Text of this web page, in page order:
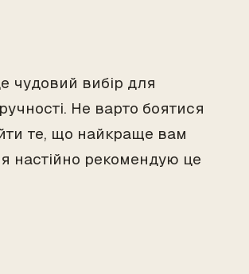
чудовий вибір для
Не варто боятися
те, що найкраще вам
настійно рекомендую це